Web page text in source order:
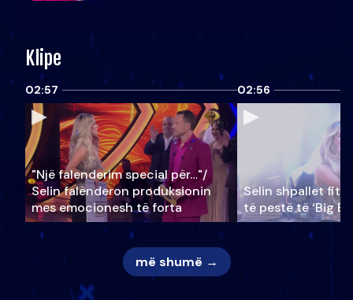
Klipe
02:57
"Një falenderim special për…"/
Selin falënderon produksionin
mes emocionesh të forta
02:56
Selin shpallet
të pestë të ‘Big
më shumë →